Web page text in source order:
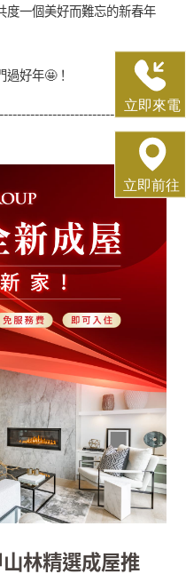
度一個美好而難忘的新春年
過好年🤩！
林精選成屋推